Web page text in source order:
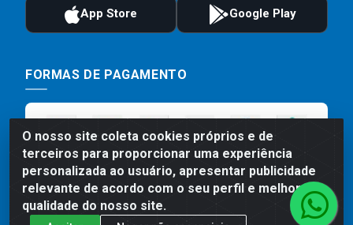
O nosso site coleta cookies próprios e de
terceiros para proporcionar uma experiência
personalizada ao usuário, apresentar publicidade
relevante de acordo com o seu perfil e melhorar a
qualidade do nosso site.
FORMAS DE PAGAMENTO